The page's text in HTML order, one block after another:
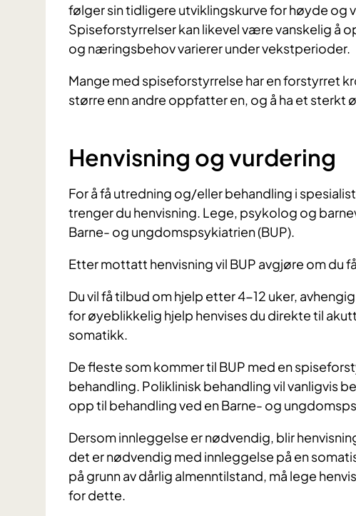
følger sin tidligere utviklingskurve for høyde og
Spiseforstyrrelser kan likevel være vanskelig å
og næringsbehov varierer under vekstperioder.
Mange med spiseforstyrrelse har en forstyrret
større enn andre oppfatter en, og å ha et sterkt
Henvisning og vurdering
For å få utredning og/eller behandling i
trenger du henvisning. Lege, psykolog og
Barne- og ungdomspsykiatrien (BUP).
Etter mottatt henvisning vil BUP avgjøre om du
Du vil få tilbud om hjelp etter 4-12 uker,
for øyeblikkelig hjelp henvises du direkte til
somatikk.
De fleste som kommer til BUP med en
behandling. Poliklinisk behandling vil
opp til behandling ved en Barne- og
Dersom innleggelse er nødvendig, blir
det er nødvendig med innleggelse på en
på grunn av dårlig almenntilstand, må lege
for dette.